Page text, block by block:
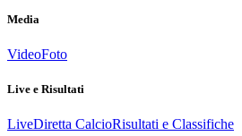
Media
VideoFoto
Live e Risultati
LiveDiretta CalcioRisultati e Classifiche